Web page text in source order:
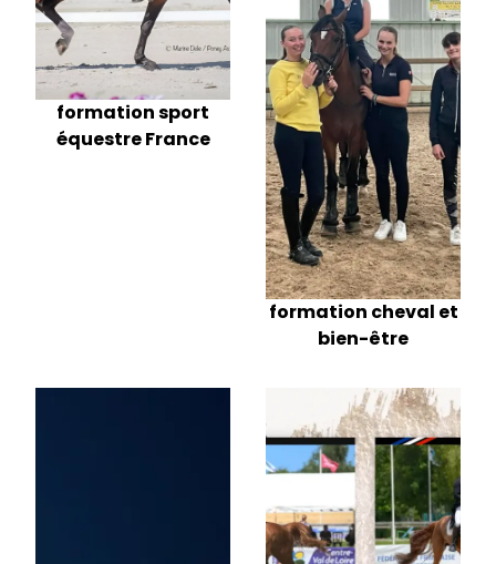
formation sport
équestre France
formation cheval et
bien-être